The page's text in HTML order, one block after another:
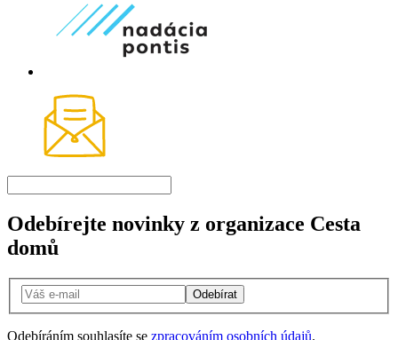
Odebírejte novinky z organizace Cesta
domů
Odebírat
Odebíráním souhlasíte se zpracováním osobních údajů.